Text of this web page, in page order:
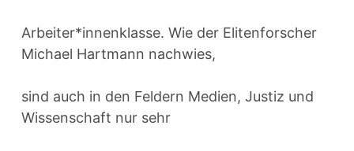
Arbeiter*innenklasse. Wie der Elitenforscher
Michael Hartmann nachwies,
sind auch in den Feldern Medien, Justiz und
Wissenschaft nur sehr